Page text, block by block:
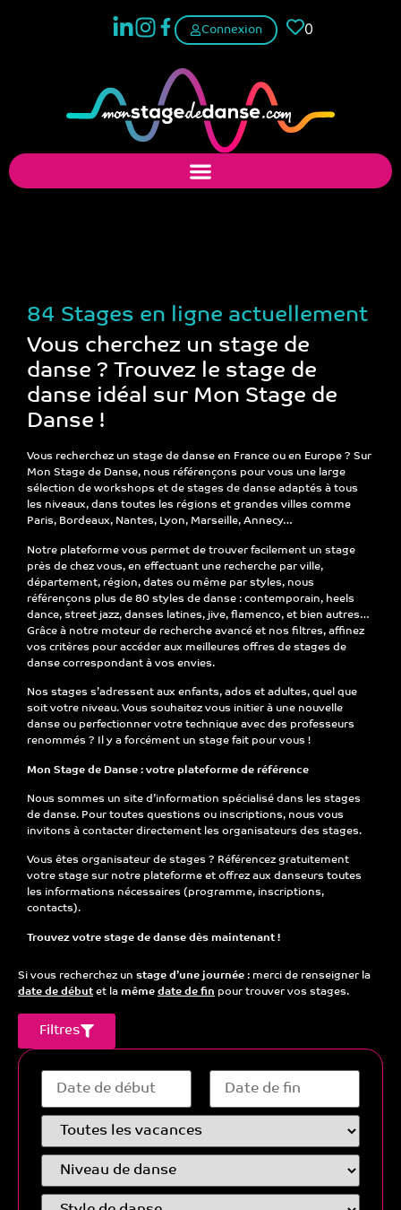
Connexion 0
84 Stages en ligne actuellement
Vous cherchez un stage de
danse ? Trouvez le stage de
danse idéal sur Mon Stage de
Danse !
Vous recherchez un stage de danse en France ou en Europe ? Sur
Mon Stage de Danse, nous référençons pour vous une large
sélection de workshops et de stages de danse adaptés à tous
les niveaux, dans toutes les régions et grandes villes comme
Paris, Bordeaux, Nantes, Lyon, Marseille, Annecy…
Notre plateforme vous permet de trouver facilement un stage
près de chez vous, en effectuant une recherche par ville,
département, région, dates ou même par styles, nous
référençons plus de 80 styles de danse : contemporain, heels
dance, street jazz, danses latines, jive, flamenco, et bien autres…
Grâce à notre moteur de recherche avancé et nos filtres, affinez
vos critères pour accéder aux meilleures offres de stages de
danse correspondant à vos envies.
Nos stages s’adressent aux enfants, ados et adultes, quel que
soit votre niveau. Vous souhaitez vous initier à une nouvelle
danse ou perfectionner votre technique avec des professeurs
renommés ? Il y a forcément un stage fait pour vous !
Mon Stage de Danse : votre plateforme de référence
Nous sommes un site d’information spécialisé dans les stages
de danse. Pour toutes questions ou inscriptions, nous vous
invitons à contacter directement les organisateurs des stages.
Vous êtes organisateur de stages ? Référencez gratuitement
votre stage sur notre plateforme et offrez aux danseurs toutes
les informations nécessaires (programme, inscriptions,
contacts).
Trouvez votre stage de danse dès maintenant !
Si vous recherchez un stage d’une journée : merci de renseigner la
date de débutet la même date de fin pour trouver vos stages.
Filtres